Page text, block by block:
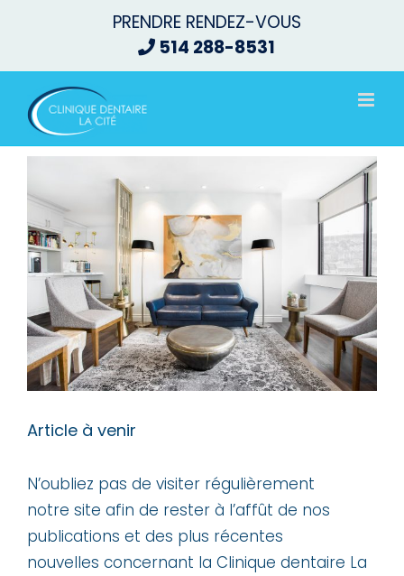
PRENDRE RENDEZ-VOUS
514 288-8531
l'image
agrandie
Article à venir
N’oubliez pas de visiter régulièrement
notre site afin de rester à l’affût de nos
publications et des plus récentes
nouvelles concernant la Clinique dentaire La